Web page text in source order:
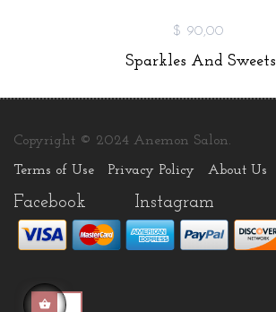
$ 90,00
Sparkles And Sweets
Copyright © 2024 Anemon Salon.
Terms of Use Privacy Policy About Us
Facebook Instagram